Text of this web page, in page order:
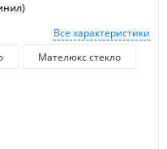
Все характеристики
Мателюкс стекло